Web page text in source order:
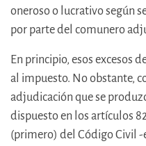
oneroso o lucrativo según
por parte del comunero
En principio, esos excesos
al impuesto. No obstante,
adjudicación que se
dispuesto en los artículos
(primero) del Código Civil -